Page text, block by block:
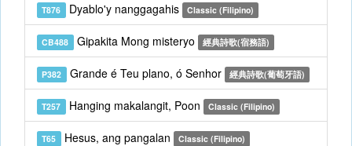
T876 Dyablo'y nanggagahis Classic (Filipino)
CB488 Gipakita Mong misteryo 經典詩歌(宿務語)
P382 Grande é Teu plano, ó Senhor 經典詩歌(葡萄牙語)
T257 Hanging makalangit, Poon Classic (Filipino)
T65 Hesus, ang pangalan Classic (Filipino)